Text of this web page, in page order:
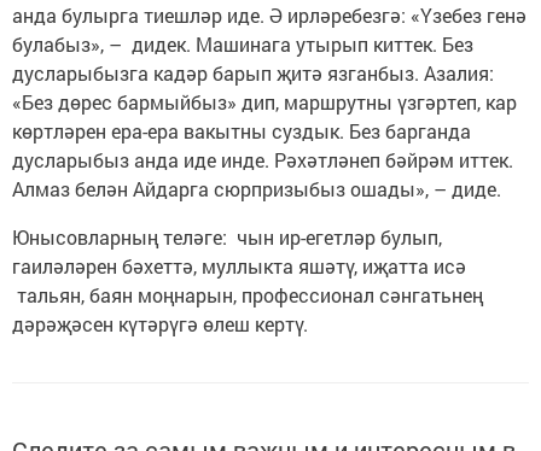
анда булырга тиешләр иде. Ә ирләребезгә: «Үзебез генә
булабыз», – дидек. Машинага утырып киттек. Без
дусларыбызга кадәр барып җитә язганбыз. Азалия:
«Без дөрес бармыйбыз» дип, маршрутны үзгәртеп, кар
көртләрен ера-ера вакытны суздык. Без барганда
дусларыбыз анда иде инде. Рәхәтләнеп бәйрәм иттек.
Алмаз белән Айдарга сюрпризыбыз ошады», – диде.
Юнысовларның теләге: чын ир-егетләр булып,
гаиләләрен бәхеттә, муллыкта яшәтү, иҗатта исә
тальян, баян моңнарын, профессионал сәнгатьнең
дәрәҗәсен күтәрүгә өлеш кертү.